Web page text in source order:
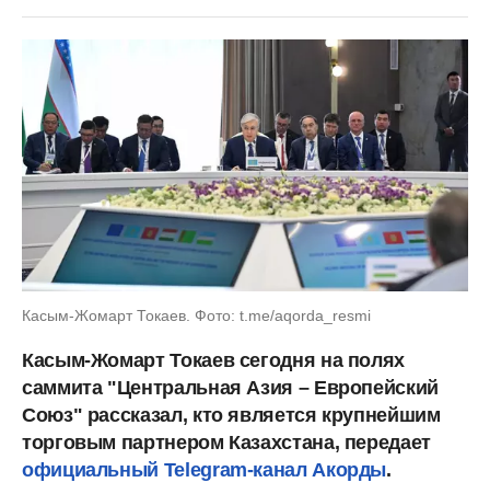
Касым-Жомарт Токаев. Фото: t.me/aqorda_resmi
Касым-Жомарт Токаев сегодня на полях
саммита "Центральная Азия – Европейский
Союз" рассказал, кто является крупнейшим
торговым партнером Казахстана, передает
официальный Telegram-канал Акорды.